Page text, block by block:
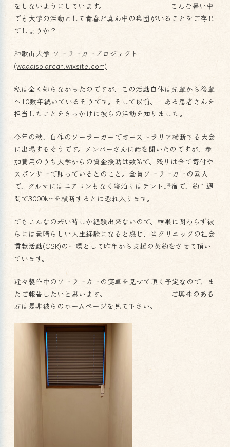
をしないようにしています。 こんな暑い中
でも大学の活動として青春ど真ん中の集団がいることをご存じ
でしょうか？
和歌山大学 ソーラーカープロジェクト
(wadaisolarcar.wixsite.com)
私は全く知らなかったのですが、この活動自体は先輩から後輩
へ10数年続いているそうです。そして以前、 ある患者さんを
担当したことをきっかけに彼らの活動を知りました。
今年の秋、自作のソーラーカーでオーストラリア横断する大会
に出場するそうです。メンバーさんに話を聞いたのですが、参
加費用のうち大学からの資金援助は数%で、残りは全て寄付や
スポンサーで賄っているとのこと。全員ソーラーカーの素人
で、クルマにはエアコンもなく寝泊りはテント野宿で、約１週
間で3000kmを横断するとは恐れ入ります。
でもこんなの若い時しか経験出来ないので、結果に関わらず彼
らには素晴らしい人生経験になると感じ、当クリニックの社会
貢献活動(CSR)の一環として昨年から支援の契約をさせて頂い
ています。
近々製作中のソーラーカーの実車を見せて頂く予定なので、ま
たご報告したいと思います。 ご興味のある
方は是非彼らのホームページを見て下さい。